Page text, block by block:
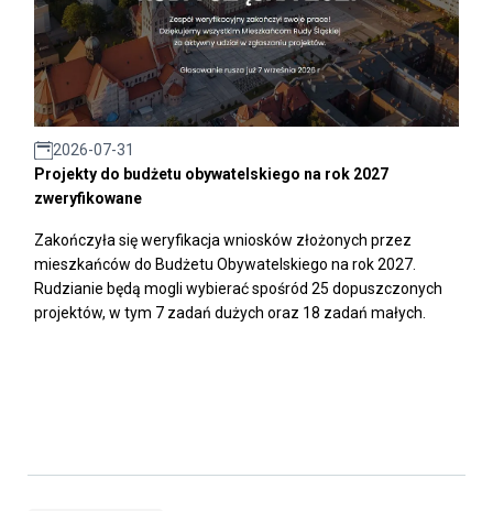
2026-07-31
Projekty do budżetu obywatelskiego na rok 2027
zweryfikowane
Zakończyła się weryfikacja wniosków złożonych przez
mieszkańców do Budżetu Obywatelskiego na rok 2027.
Rudzianie będą mogli wybierać spośród 25 dopuszczonych
projektów, w tym 7 zadań dużych oraz 18 zadań małych.